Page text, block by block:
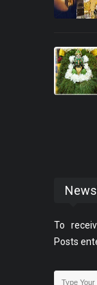
To
Posts